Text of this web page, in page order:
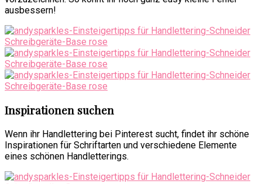
ausbessern!
Inspirationen suchen
Wenn ihr Handlettering bei Pinterest sucht, findet ihr schöne
Inspirationen für Schriftarten und verschiedene Elemente
eines schönen Handletterings.